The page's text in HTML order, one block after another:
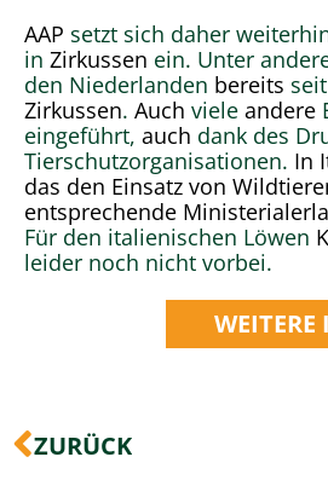
AAP setzt sich daher
in Zirkussen ein. Unter
den Niederlanden bereits
Zirkussen. Auch viele andere
eingeführt, auch dank des
Tierschutzorganisationen. In
das den Einsatz von
entsprechende
Für den italienischen Löwen
leider noch nicht vorbei.
WEITERE
Zurück
ZURÜCK